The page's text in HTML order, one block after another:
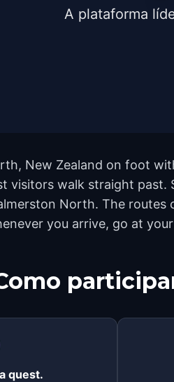
A plataforma
New Zealand on foot
visitors walk straight
North. The
you arrive, go at
quest.